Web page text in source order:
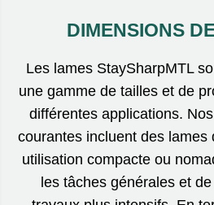
DIMENSIONS
Les lames StaySharpMTL
une gamme de tailles et de
différentes applications.
courantes incluent des lames
utilisation compacte ou
les tâches générales et